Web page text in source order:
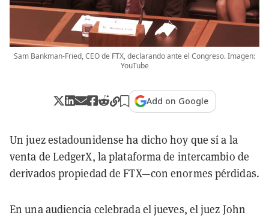
Sam Bankman-Fried, CEO de FTX, declarando ante el Congreso. Imagen:
YouTube
Add on Google
Un juez estadounidense ha dicho hoy que sí a la
venta de LedgerX, la plataforma de intercambio de
derivados propiedad de FTX—con enormes pérdidas.
En una audiencia celebrada el jueves, el juez John